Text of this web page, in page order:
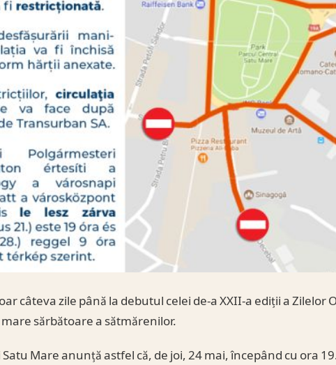
câteva zile până la debutul celei de-a XXII-a ediții a Zilelor
sărbătoare a sătmărenilor.
Mare anunță astfel că, de joi, 24 mai, începând cu ora